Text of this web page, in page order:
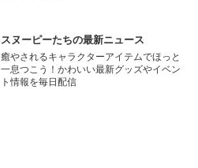
スヌーピーたちの最新ニュース
癒やされるキャラクターアイテムでほっと
一息つこう！かわいい最新グッズやイベン
ト情報を毎日配信